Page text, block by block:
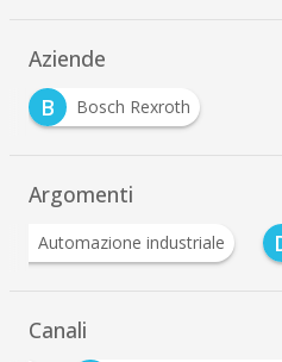
Aziende
B
Bosch Rexroth
Argomenti
A
Automazione industriale
Canali